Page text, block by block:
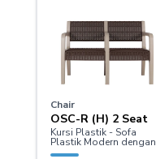
Chair
OSC-R (H) 2 Seat
Kursi Plastik - Sofa
Plastik Modern dengan
Tanganan 2 Dudukan